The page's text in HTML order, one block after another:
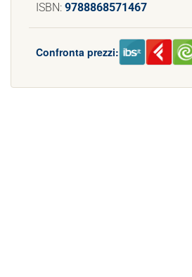
ISBN: 9788868571467
Confronta prezzi: